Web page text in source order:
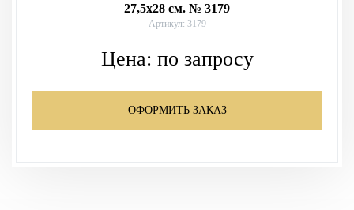
27,5х28 см. № 3179
Артикул: 3179
Цена: по запросу
ОФОРМИТЬ ЗАКАЗ